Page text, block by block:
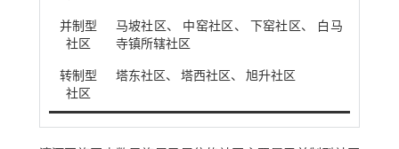
并制型
社区
马坡社区、 中窑社区、 下窑社区、 白马
寺镇所辖社区
转制型
社区
塔东社区、 塔西社区、 旭升社区